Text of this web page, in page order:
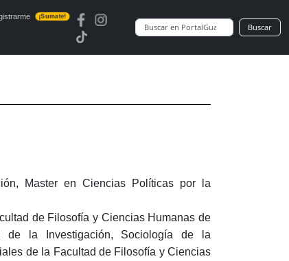
¡Sumate!
Buscar
Master en Ciencias Políticas por la
de Filosofía y Ciencias Humanas de
de la Investigación, Sociología de la
de la Facultad de Filosofía y Ciencias